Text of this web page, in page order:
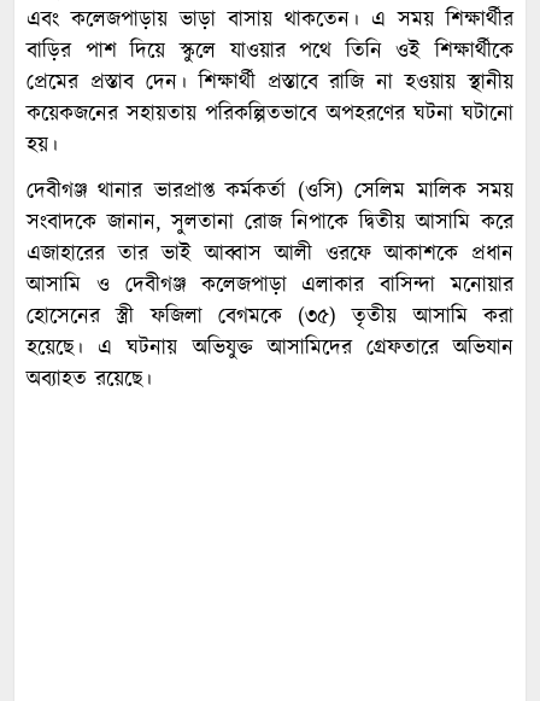
এবং কলেজপাড়ায় ভাড়া বাসায় থাকতেন। এ সময় শিক্ষার্থীর
বাড়ির পাশ দিয়ে স্কুলে যাওয়ার পথে তিনি ওই শিক্ষার্থীকে
প্রেমের প্রস্তাব দেন। শিক্ষার্থী প্রস্তাবে রাজি না হওয়ায় স্থানীয়
কয়েকজনের সহায়তায় পরিকল্পিতভাবে অপহরণের ঘটনা ঘটানো
হয়।
দেবীগঞ্জ থানার ভারপ্রাপ্ত কর্মকর্তা (ওসি) সেলিম মালিক সময়
সংবাদকে জানান, সুলতানা রোজ নিপাকে দ্বিতীয় আসামি করে
এজাহারের তার ভাই আব্বাস আলী ওরফে আকাশকে প্রধান
আসামি ও দেবীগঞ্জ কলেজপাড়া এলাকার বাসিন্দা মনোয়ার
হোসেনের স্ত্রী ফজিলা বেগমকে (৩৫) তৃতীয় আসামি করা
হয়েছে। এ ঘটনায় অভিযুক্ত আসামিদের গ্রেফতারে অভিযান
অব্যাহত রয়েছে।